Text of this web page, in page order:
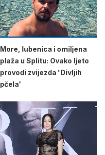
More, lubenica i omiljena
plaža u Splitu: Ovako ljeto
provodi zvijezda 'Divljih
pčela'